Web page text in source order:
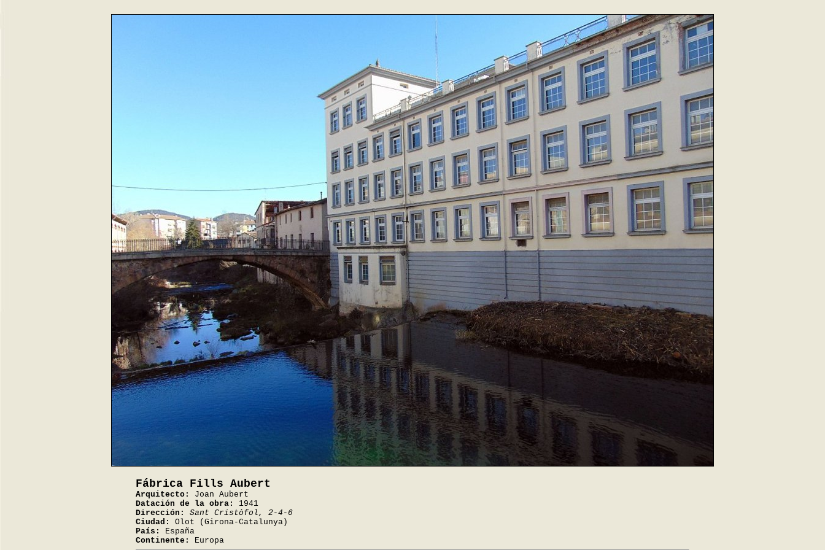
Fábrica Fills Aubert
Arquitecto:
Joan Aubert
Datación de la obra:
1941
Dirección:
Sant Cristòfol, 2-4-6
Ciudad:
Olot (Girona-Catalunya)
País:
España
Continente:
Europa